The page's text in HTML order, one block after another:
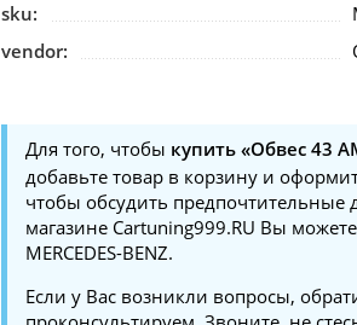
sku:
vendor:
Для того, чтобы купить «Обвес 43
добавьте товар в корзину и
чтобы обсудить предпочтительные
магазине Cartuning999.RU Вы
MERCEDES-BENZ.
Если у Вас возникли вопросы,